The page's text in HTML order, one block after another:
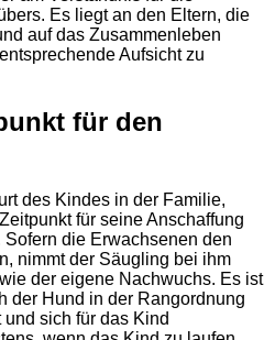
Es liegt an den Eltern, die
auf das Zusammenleben
Aufsicht zu
für den
des Kindes in der Familie,
für seine Anschaffung
die Erwachsenen den
nimmt der Säugling bei ihm
der eigene Nachwuchs. Es ist
der Hund in der Rangordnung
sich für das Kind